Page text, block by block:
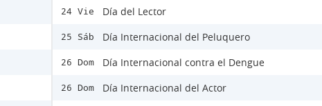
24 Vie Día del Lector
25 Sáb Día Internacional del Peluquero
26 Dom Día Internacional contra el Dengue
26 Dom Día Internacional del Actor